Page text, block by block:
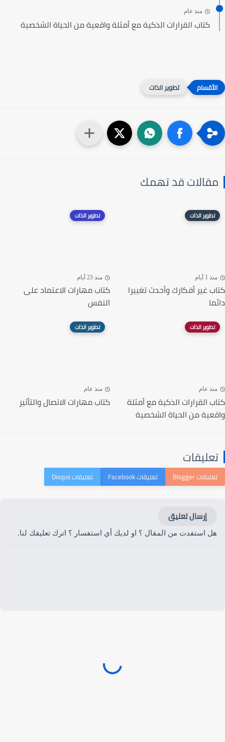
منذ عام
كتاب القرارات الذكية مع أمثلة واقعية من الحياة الشخصية
تطوير الذات
مقالات قد تهمك
تطوير الذات
منذ 1 أيام
كتاب غير أفكارك وأحدث تغييرا
دائما
تطوير الذات
منذ 23 أيام
كتاب مهارات الاعتماد على
النفس
تطوير الذات
منذ عام
كتاب القرارات الذكية مع أمثلة
واقعية من الحياة الشخصية
تطوير الذات
منذ عام
كتاب مهارات الاتصال والتأثير
تعليقات
إرسال تعليق
هل استفدت من المقال ؟ او لديك أي استفسار ؟ اترك تعليقك لنا.